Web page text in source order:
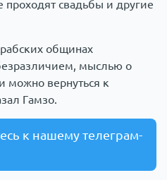
свадьбы и другие
общинах
мыслью о
можно вернуться к
Гамзо.
к нашему телеграм-